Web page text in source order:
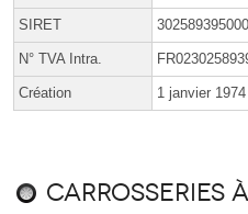
SIRET
N° TVA Intra.
Création 1 janvier 1974
Carrosseries